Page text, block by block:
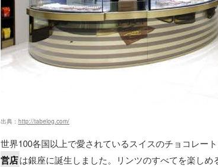
出典： http://tabelog.com/
世界100各国以上で愛されているスイスのチョコレー
営店は銀座に誕生しました。リンツのすべてを楽し